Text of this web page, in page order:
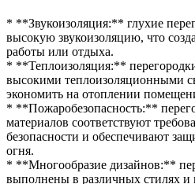
* **Звукоизоляция:** глухие
высокую звукоизоляцию, что
работы или отдыха.
* **Теплоизоляция:**
высокими теплоизоляционными
экономить на отоплении
* **Пожаробезопасность:**
материалов соответствуют
безопасности и обеспечивают
огня.
* **Многообразие дизайнов:**
выполнены в различных стилях и